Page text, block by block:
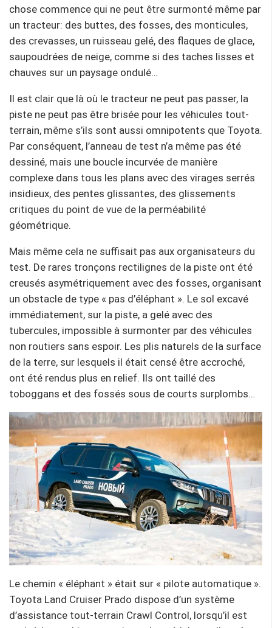
chose commence qui ne peut être surmonté même par
un tracteur: des buttes, des fosses, des monticules,
des crevasses, un ruisseau gelé, des flaques de glace,
saupoudrées de neige, comme si des taches lisses et
chauves sur un paysage ondulé…
Il est clair que là où le tracteur ne peut pas passer, la
piste ne peut pas être brisée pour les véhicules tout-
terrain, même s’ils sont aussi omnipotents que Toyota.
Par conséquent, l’anneau de test n’a même pas été
dessiné, mais une boucle incurvée de manière
complexe dans tous les plans avec des virages serrés
insidieux, des pentes glissantes, des glissements
critiques du point de vue de la perméabilité
géométrique.
Mais même cela ne suffisait pas aux organisateurs du
test. De rares tronçons rectilignes de la piste ont été
creusés asymétriquement avec des fosses, organisant
un obstacle de type « pas d’éléphant ». Le sol excavé
immédiatement, sur la piste, a gelé avec des
tubercules, impossible à surmonter par des véhicules
non routiers sans espoir. Les plis naturels de la surface
de la terre, sur lesquels il était censé être accroché,
ont été rendus plus en relief. Ils ont taillé des
toboggans et des fossés sous de courts surplombs…
Le chemin « éléphant » était sur « pilote automatique ».
Toyota Land Cruiser Prado dispose d’un système
d’assistance tout-terrain Crawl Control, lorsqu’il est